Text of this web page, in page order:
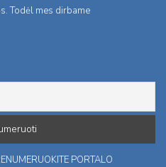
Todėl mes dirbame
PORTALO